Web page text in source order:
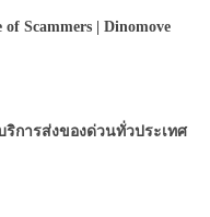
Scammers | Dinomove
การส่งของด่วนทั่วประเทศ